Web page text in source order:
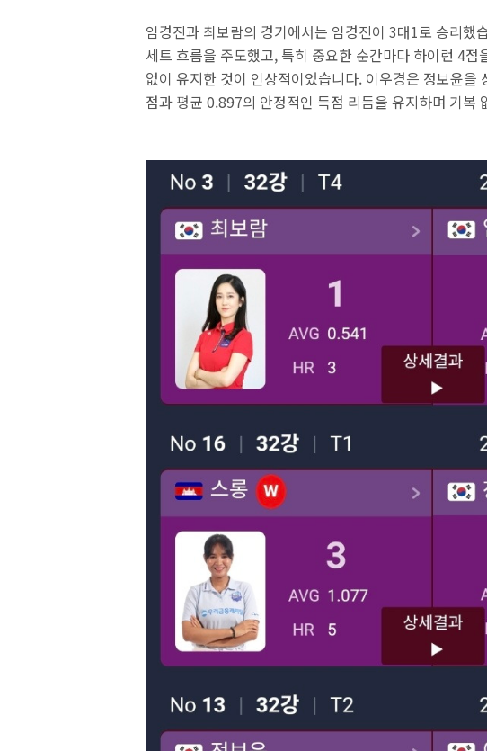
임경진과 최보람의 경기에서는 임경진이 3대1로 승리했
세트 흐름을 주도했고, 특히 중요한 순간마다 하이런 4
없이 유지한 것이 인상적이었습니다. 이우경은 정보윤
점과 평균 0.897의 안정적인 득점 리듬을 유지하며 기복